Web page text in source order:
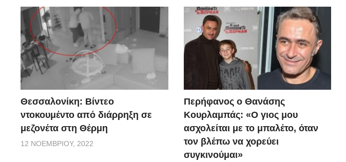
Θεσσαλονίκη: Βίντεο
ντοκουμέντο από διάρρηξη σε
μεζονέτα στη Θέρμη
12 ΝΟΕΜΒΡΊΟΥ, 2022
Περήφανος ο Θανάσης
Κουρλαμπάς: «Ο γιος μου
ασχολείται με το μπαλέτο, όταν
τον βλέπω να χορεύει
συγκινούμαι»